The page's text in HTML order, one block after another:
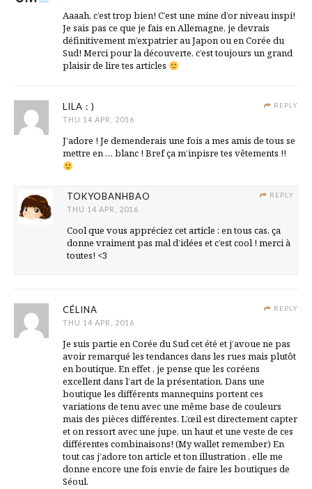
Aaaah, c’est trop bien! C’est une mine d’or niveau inspi!
Je sais pas ce que je fais en Allemagne, je devrais
définitivement m’expatrier au Japon ou en Corée du
Sud! Merci pour la découverte, c’est toujours un grand
plaisir de lire tes articles
REPLY
LILA : )
THU 14 APR, 2016
J’adore ! Je demenderais une fois a mes amis de tous se
mettre en … blanc ! Bref ça m’inpisre tes vêtements !!
REPLY
TOKYOBANHBAO
THU 14 APR, 2016
Cool que vous appréciez cet article : en tous cas, ça
donne vraiment pas mal d’idées et c’est cool ! merci à
toutes! <3
REPLY
CÉLINA
THU 14 APR, 2016
Je suis partie en Corée du Sud cet été et j’avoue ne pas
avoir remarqué les tendances dans les rues mais plutôt
en boutique. En effet , je pense que les coréens
excellent dans l’art de la présentation. Dans une
boutique les différents mannequins portent ces
variations de tenu avec une même base de couleurs
mais des pièces différentes. L’œil est directement capter
et on ressort avec une jupe, un haut et une veste de ces
différentes combinaisons! (My wallet remember) En
tout cas j’adore ton article et ton illustration , elle me
donne encore une fois envie de faire les boutiques de
Séoul.